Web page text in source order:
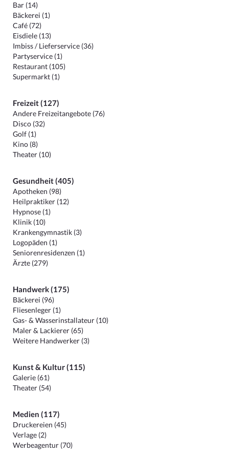
Bar (14)
Bäckerei (1)
Café (72)
Eisdiele (13)
Imbiss / Lieferservice (36)
Partyservice (1)
Restaurant (105)
Supermarkt (1)
Freizeit (127)
Andere Freizeitangebote (76)
Disco (32)
Golf (1)
Kino (8)
Theater (10)
Gesundheit (405)
Apotheken (98)
Heilpraktiker (12)
Hypnose (1)
Klinik (10)
Krankengymnastik (3)
Logopäden (1)
Seniorenresidenzen (1)
Ärzte (279)
Handwerk (175)
Bäckerei (96)
Fliesenleger (1)
Gas- & Wasserinstallateur (10)
Maler & Lackierer (65)
Weitere Handwerker (3)
Kunst & Kultur (115)
Galerie (61)
Theater (54)
Medien (117)
Druckereien (45)
Verlage (2)
Werbeagentur (70)